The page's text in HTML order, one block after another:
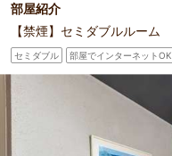
部屋紹介
【禁煙】セミダブルルーム
セミダブル 部屋でインターネットOK